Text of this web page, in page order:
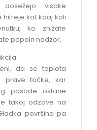
visoke
kot kdaj koli
ko znižate
popoln nadzor.
da se toplota
prave točke, kar
posode ostane
takoj odzove na
površina pa